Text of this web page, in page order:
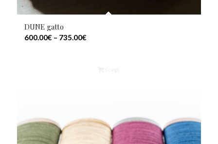
DUNE gatto
600.00€ – 735.00€